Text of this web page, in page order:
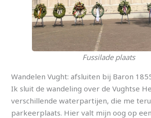
Fussilade plaats
Wandelen Vught: afsluiten bij Baron
Ik sluit de wandeling over de Vughtse
verschillende waterpartijen, die me
parkeerplaats. Hier valt mijn oog op